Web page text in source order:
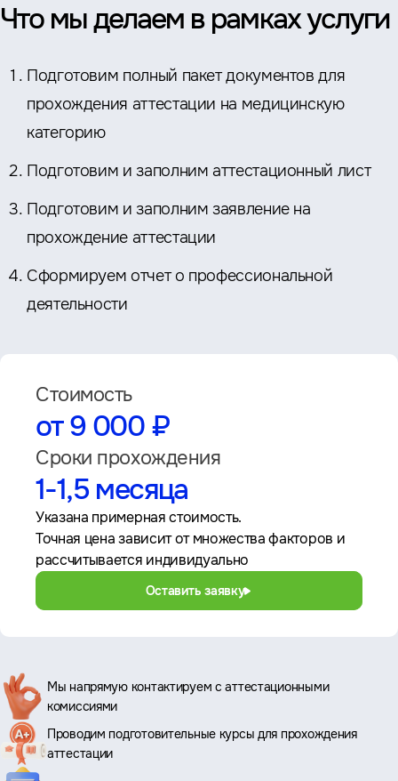
Что мы делаем в рамках услуги
Подготовим полный пакет документов для
прохождения аттестации на медицинскую
категорию
Подготовим и заполним аттестационный лист
Подготовим и заполним заявление на
прохождение аттестации
Сформируем отчет о профессиональной
деятельности
Стоимость
от 9 000 ₽
Сроки прохождения
1-1,5 месяца
Указана примерная стоимость.
Точная цена зависит от множества факторов и
рассчитывается индивидуально
Оставить заявку
Ключевые
преимущества
Мы напрямую контактируем с аттестационными
комиссиями
Проводим подготовительные курсы для прохождения
аттестации